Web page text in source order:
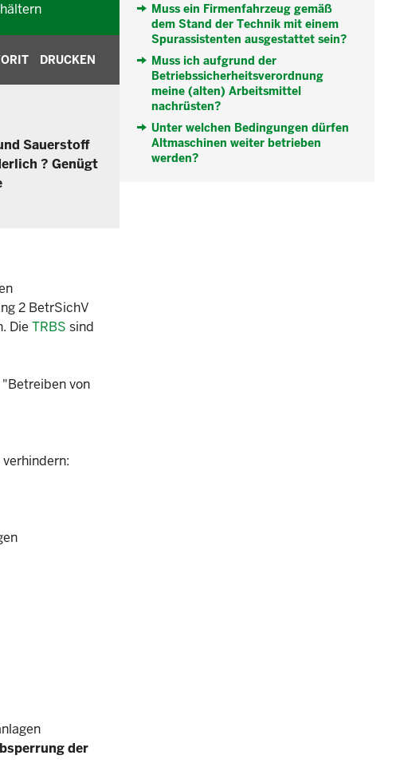
DRUCKEN
Sauerstoff
? Genügt
2 BetrSichV
Die TRBS sind
"Betreiben von
der
Muss ein Firmenfahrzeug gemäß
dem Stand der Technik mit einem
Spurassistenten ausgestattet sein?
Muss ich aufgrund der
Betriebssicherheitsverordnung
meine (alten) Arbeitsmittel
nachrüsten?
Unter welchen Bedingungen dürfen
Altmaschinen weiter betrieben
werden?